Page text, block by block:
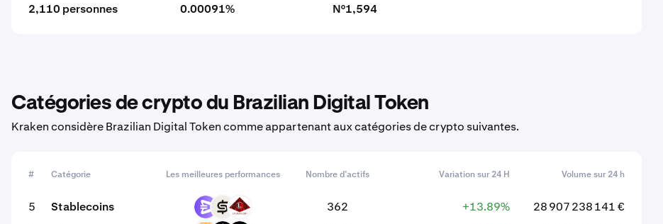
2,110 personnes 0.00091% N°1,594
Catégories de crypto du Brazilian Digital Token
Kraken considère Brazilian Digital Token comme appartenant aux catégories de crypto suivantes.
# Catégorie Les meilleures performances Nombre d’actifs Variation sur 24 H Volume sur 24 h
5 Stablecoins EURR CASH USAD 362 +13.89%
28 907 238 141 €